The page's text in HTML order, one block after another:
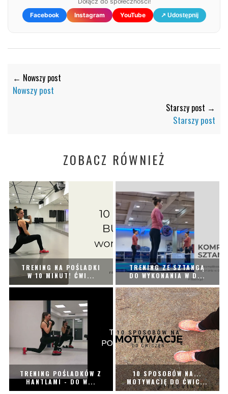
Facebook
Instagram YouTube ↗ Udostępnij
← Nowszy post
Nowszy post
Starszy post →
Starszy post
ZOBACZ RÓWNIEŻ
TRENING NA POŚLADKI
W 10 MINUT! ĆWI...
TRENING ZE SZTANGĄ
DO WYKONANIA W D...
TRENING POŚLADKÓW Z
HANTLAMI - DO W...
10 SPOSOBÓW NA...
MOTYWACJĘ DO ĆWIC...